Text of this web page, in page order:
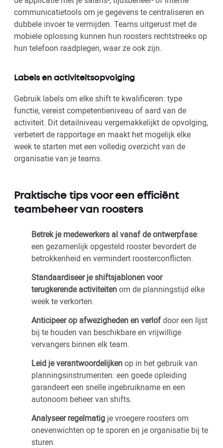
communicatietools om je gegevens te centraliseren en
dubbele invoer te vermijden. Teams uitgerust met de
mobiele oplossing kunnen hun roosters rechtstreeks op
hun telefoon raadplegen, waar ze ook zijn.
Labels en activiteitsopvolging
Gebruik labels om elke shift te kwalificeren: type
functie, vereist competentieniveau of aard van de
activiteit. Dit detailniveau vergemakkelijkt de opvolging,
verbetert de rapportage en maakt het mogelijk elke
week te starten met een volledig overzicht van de
organisatie van je teams.
Praktische tips voor een efficiënt
teambeheer van roosters
Betrek je medewerkers al vanaf de ontwerpfase:
een gezamenlijk opgesteld rooster bevordert de
betrokkenheid en vermindert roosterconflicten.
Standaardiseer je shiftsjablonen voor
terugkerende activiteitenom de planningstijd elke
week te verkorten.
Anticipeer op afwezigheden en verlofdoor een lijst
bij te houden van beschikbare en vrijwillige
vervangers binnen elk team.
Leid je verantwoordelijkenop in het gebruik van
planningsinstrumenten: een goede opleiding
garandeert een snelle ingebruikname en een
autonoom beheer van shifts.
Analyseer regelmatig je vroegere roosters om
onevenwichten op te sporen en je organisatie bij te
sturen.